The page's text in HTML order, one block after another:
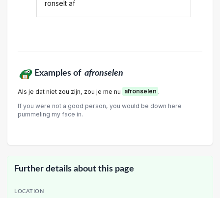
ronselt af
Examples of afronselen
Als je dat niet zou zijn, zou je me nu afronselen .
If you were not a good person, you would be down here
pummeling my face in.
Further details about this page
LOCATION